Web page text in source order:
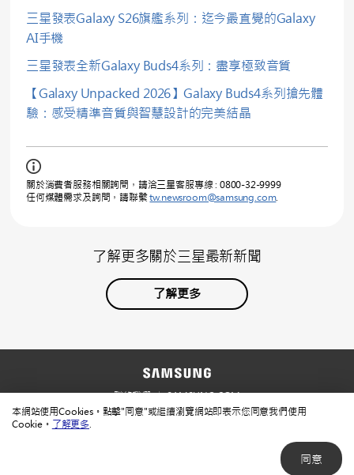
本網站使用Cookies。點擊"同意"或繼續瀏覽網站即表示您同意我們使用
Cookie。 了解更多
同意
三星發表Galaxy S26旗艦系列：迄今最直覺的Galaxy
AI手機
三星發表全新Galaxy Buds4系列：盡享極致音質
【Galaxy Unpacked 2026】Galaxy Buds4系列搶先體
驗：感受精準音質與智慧設計的完美結晶
關於消費者服務相關詢問，請洽三星客服專線 : 0800-32-9999
任何媒體需求及詢問，請聯繫tw.newsroom@samsung.com.
了解更多關於三星最新新聞
了解更多
聯絡我們
SAMSUNG.COM
使用規範
隱私規範